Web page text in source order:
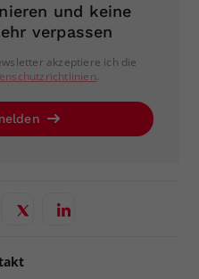
und keine
verpassen
akzeptiere ich die
.